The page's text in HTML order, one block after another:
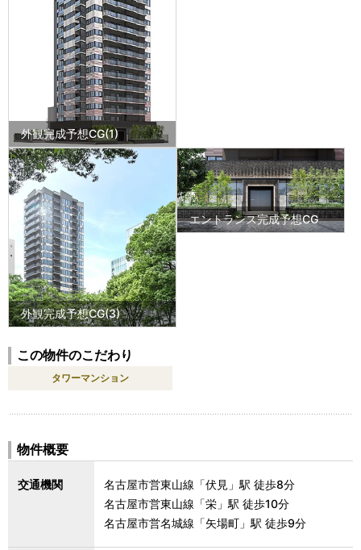
外観完成予想CG(1)
外観完成予想CG(3)
エントランス完成予想CG
この物件のこだわり
タワーマンション
物件概要
交通機関
名古屋市営東山線「伏見」駅 徒歩8分
名古屋市営東山線「栄」駅 徒歩10分
名古屋市営名城線「矢場町」駅 徒歩9分